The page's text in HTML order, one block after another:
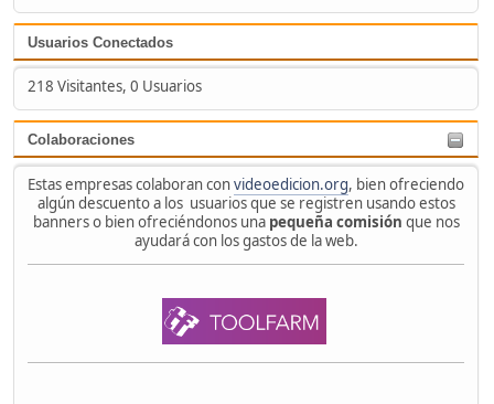
Usuarios Conectados
218 Visitantes, 0 Usuarios
Colaboraciones
Estas empresas colaboran convideoedicion.org, bien ofreciendo
algún descuento a los usuarios que se registren usando estos
banners o bien ofreciéndonos una pequeña comisión que nos
ayudará con los gastos de la web.